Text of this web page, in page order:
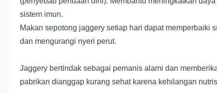
sistem imun.
Makan sepotong jaggery setiap hari dapat memperbaiki
dan mengurangi nyeri perut.
Jaggery bertindak sebagai pemanis alami dan
pabrikan dianggap kurang sehat karena kehilangan